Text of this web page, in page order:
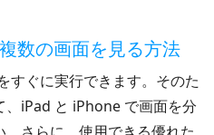
数の画面を見る方法
すぐに実行できます。そのた
iPad と iPhone で画面を分